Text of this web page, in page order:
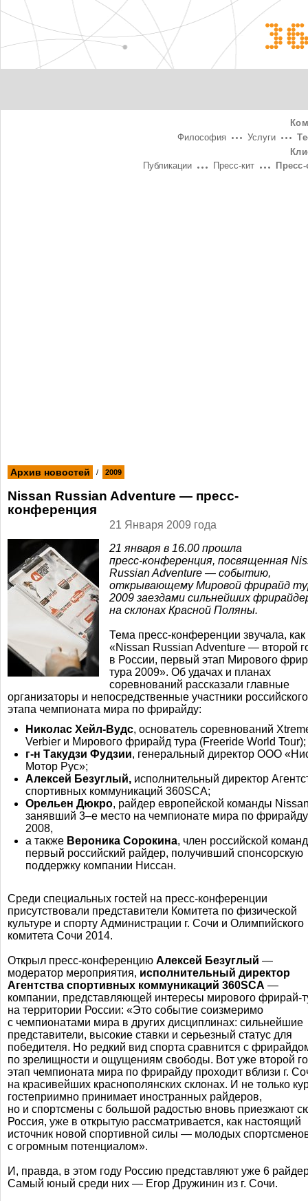
Услуги
Философия
Пресс-кит
Публикации
Архив новостей / 2009
Nissan Russian Adventure — пресс-
конференция
21 Января 2009 года
21 января в 16.00 прошла
пресс-конференция, посвященная
Russian Adventure — событию,
открывающему Мировой фрирайд
2009 заездами сильнейших
на склонах Красной Поляны.
Тема пресс-конференции звучала, как
«Nissan Russian Adventure — второй
в России, первый этап Мирового
тура 2009». Об удачах и планах
соревнований рассказали главные
организаторы и непосредственные участники российского
этапа чемпионата мира по фрирайду:
Николас Хейл-Вудс, основатель соревнований
Verbier и Мирового фрирайд тура (Freeride World Tour);
г-н Такудзи Фудзии, генеральный директор ООО
Мотор Рус»;
Алексей Безуглый,исполнительный директор
спортивных коммуникаций 360SCA;
Орельен Дюкро, райдер европейской команды
занявший 3–еместо на чемпионате мира по фрирайду
2008,
а также Вероника Сорокина, член российской
первый российский райдер, получивший спонсорскую
поддержку компании Ниссан.
Среди специальных гостей на пресс-конференции
присутствовали представители Комитета по физической
культуре и спорту Администрации г. Сочи и Олимпийского
комитета Сочи 2014.
Открыл пресс-конференцию Алексей Безуглый —
модератор мероприятия, исполнительный директор
Агентства спортивных коммуникаций 360SCA —
компании, представляющей интересы мирового фрирай-
на территории России: «Это событие соизмеримо
с чемпионатами мира в других дисциплинах: сильнейшие
представители, высокие ставки и серьезный статус для
победителя. Но редкий вид спорта сравнится с
по зрелищности и ощущениям свободы. Вот уже второй
этап чемпионата мира по фрирайду проходит вблизи г.
на красивейших краснополянских склонах. И не только
гостеприимно принимает иностранных райдеров,
но и спортсмены с большой радостью вновь приезжают
Россия, уже в открытую рассматривается, как настоящий
источник новой спортивной силы — молодых
с огромным потенциалом».
И, правда, в этом году Россию представляют уже 6
Самый юный среди них — Егор Дружинин из г. Сочи.